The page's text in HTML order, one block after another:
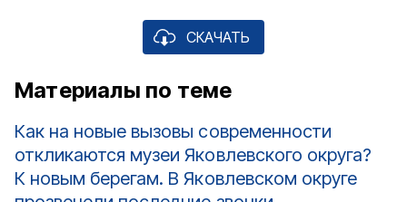
СКАЧАТЬ
Материалы по теме
Как на новые вызовы современности
откликаются музеи Яковлевского округа?
К новым берегам. В Яковлевском округе